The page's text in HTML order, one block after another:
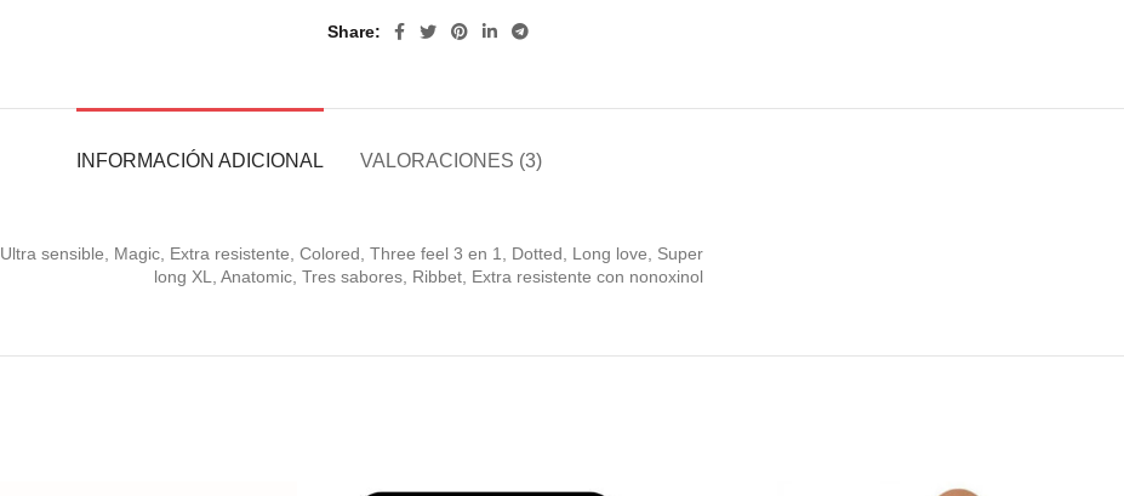
Share
INFORMACIÓN ADICIONAL VALORACIONES (3)
Ultra sensible, Magic, Extra resistente, Colored, Three feel 3 en 1, Dotted, Long love, Super
long XL, Anatomic, Tres sabores, Ribbet, Extra resistente con nonoxinol